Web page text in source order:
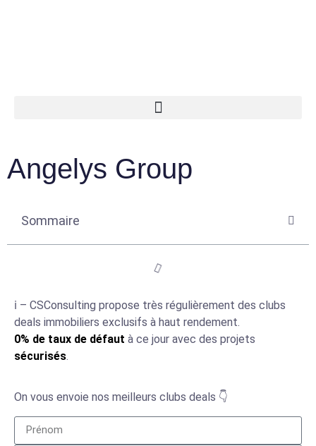
Angelys Group
Sommaire
ℹ️ – CSConsulting propose très régulièrement des clubs
deals immobiliers exclusifs à haut rendement.
0% de taux de défaut à ce jour avec des projets
sécurisés.
On vous envoie nos meilleurs clubs deals 👇